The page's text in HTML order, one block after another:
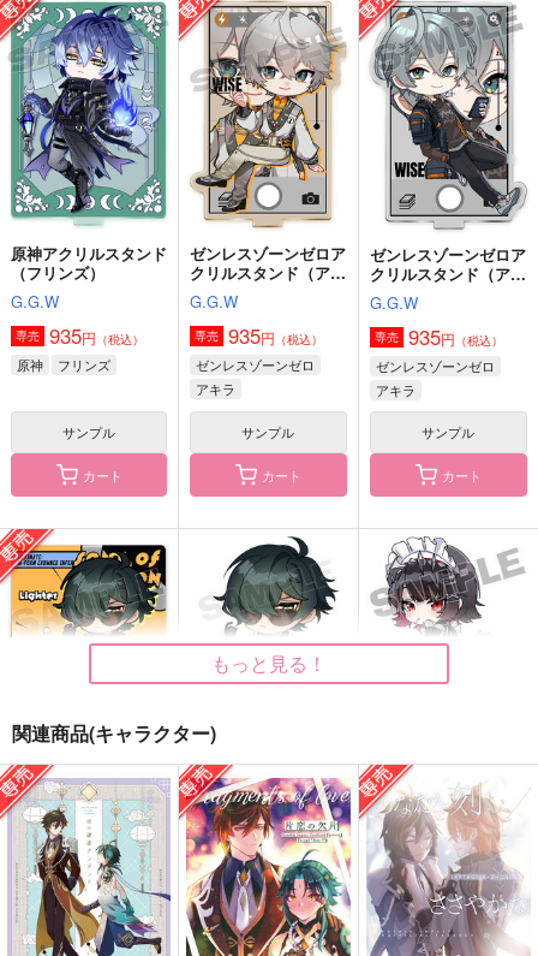
禍福倚伏
.crew
1,550円（税込）
鍾離×タルタリヤ
サンプル
作品詳細
恋が瞳に映るまで
みみフォックス
787円（税込）
鍾離×タルタリヤ
サンプル
作品詳細
かわよだ。
k4m
787円（税込）
鍾離×ショウ
サンプル
作品詳細
please, please, pleas
e!
Old No.2
440円（税込）
鍾離×ショウ
サンプル
作品詳細
夜叉の手ならい
あずみの
円（税込）
鍾離×ショウ
サンプル
たとえ「兵器」でも恋
していいですか？
泡沫世界
2,200円（税込）
鍾離×タルタリヤ
サンプル
原神アクリルスタンド
（フリンズ）
G.G.W
専売 935円 （税込）
原神 フリンズ
サンプル
カート
ゼンレスゾーンゼロア
クリルスタンド（アキ
ラ・雲嶽山衣装）
G.G.W
専売 935円 （税込）
ゼンレスゾーンゼロ
アキラ
サンプル
カート
ゼンレスゾーンゼロア
クリルスタンド（アキ
ラ）
G.G.W
専売 935円 （税込）
ゼンレスゾーンゼロ
アキラ
サンプル
カート
ゼンレスゾーンゼロア
クリルスタンド（ライ
ト）
G.G.W
専売 935円 （税込）
ゼンレスゾーンゼロ
ライト
ゼンレスゾーンゼロス
テッカー（ライト）
G.G.W
330円（税込）
ゼンレスゾーンゼロ
ライト
ゼンレスゾーンゼロス
テッカー（エレン・ジ
ョー）
G.G.W
330円（税込）
ゼンレスゾーンゼロ
エレン・ジョー
もっと見る！
関連商品(キャラクター)